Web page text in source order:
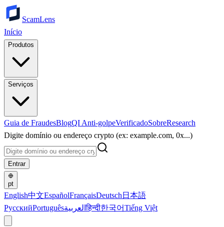
ScamLens
Início
Produtos
Serviços
Guia de FraudesBlogQI Anti-golpeVerificadoSobreResearch
Digite domínio ou endereço crypto (ex: example.com, 0x...)
Entrar
pt
English中文EspañolFrançaisDeutsch 日本語
РусскийPortuguêsالعربيةहिन्दी한국어Tiếng Việt